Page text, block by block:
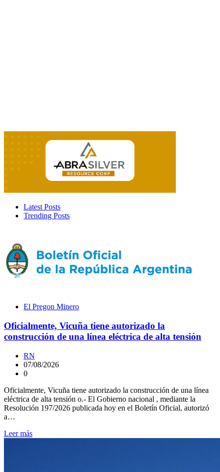
Latest Posts
Trending Posts
El Pregon Minero
Oficialmente, Vicuña tiene autorizado la
construcción de una línea eléctrica de alta tensión
RN
07/08/2026
0
Oficialmente, Vicuña tiene autorizado la construcción de una línea
eléctrica de alta tensión o.- El Gobierno nacional , mediante la
Resolución 197/2026 publicada hoy en el Boletín Oficial, autorizó
a…
Leer más